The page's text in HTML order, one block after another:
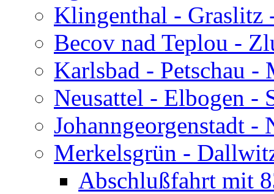
Klingenthal - Graslitz
Becov nad Teplou -
Karlsbad - Petschau -
Neusattel - Elbogen -
Johanngeorgenstadt -
Merkelsgrün -
Abschlußfahrt mit